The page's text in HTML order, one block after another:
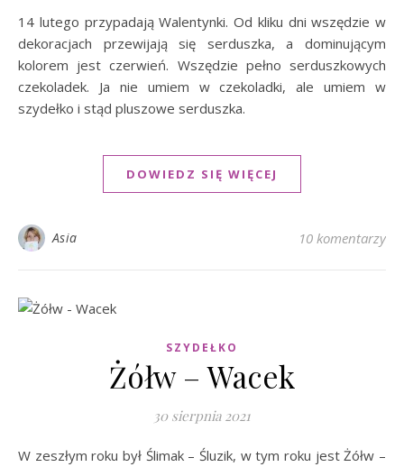
14 lutego przypadają Walentynki. Od kliku dni wszędzie w
dekoracjach przewijają się serduszka, a dominującym
kolorem jest czerwień. Wszędzie pełno serduszkowych
czekoladek. Ja nie umiem w czekoladki, ale umiem w
szydełko i stąd pluszowe serduszka.
DOWIEDZ SIĘ WIĘCEJ
Asia 10 komentarzy
SZYDEŁKO
Żółw – Wacek
30 sierpnia 2021
W zeszłym roku był Ślimak – Śluzik, w tym roku jest Żółw –